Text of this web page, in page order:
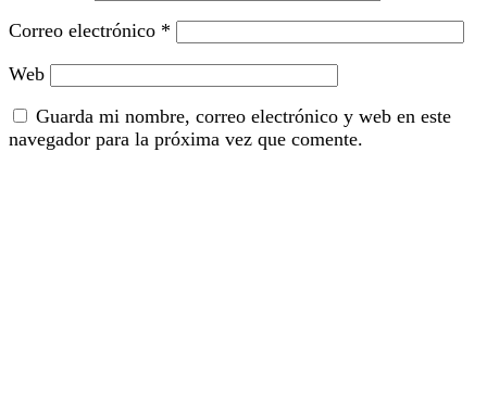
Correo electrónico *
Web
Guarda mi nombre, correo electrónico y web en este
navegador para la próxima vez que comente.